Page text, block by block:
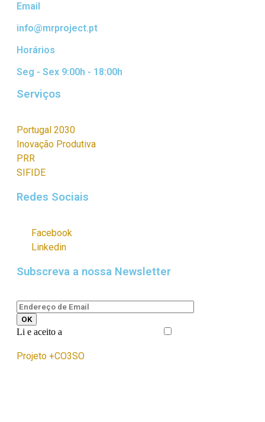
Email
info@mrproject.pt
Horários
Seg - Sex 9:00h - 18:00h
Serviços
Portugal 2030
Inovação Produtiva
PRR
SIFIDE
Redes Sociais
Facebook
Linkedin
Subscreva a nossa Newsletter
Li e aceito a
Projeto +CO3SO